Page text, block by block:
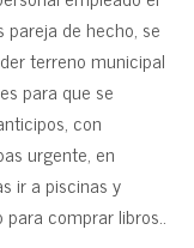
de hecho, se
terreno municipal
para que se
con
urgente, en
ir a piscinas y
comprar libros..